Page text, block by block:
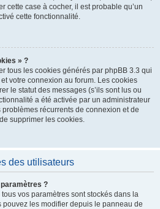
cette case à cocher, il est probable qu’un
cette fonctionnalité.
» ?
tous les cookies générés par phpBB 3.3 qui
votre connexion au forum. Les cookies
le statut des messages (s’ils sont lus ou
a été activée par un administrateur
récurrents de connexion et de
supprimer les cookies.
des utilisateurs
?
vos paramètres sont stockés dans la
pouvez les modifier depuis le panneau de